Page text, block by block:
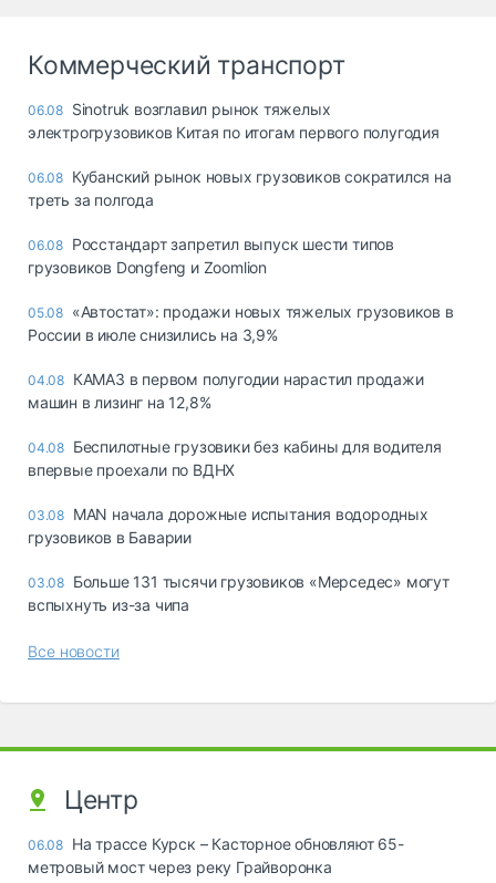
Коммерческий транспорт
06.08 Sinotruk возглавил рынок тяжелых
электрогрузовиков Китая по итогам первого полугодия
06.08 Кубанский рынок новых грузовиков сократился на
треть за полгода
06.08 Росстандарт запретил выпуск шести типов
грузовиков Dongfeng и Zoomlion
05.08 «Автостат»: продажи новых тяжелых грузовиков в
России в июле снизились на 3,9%
04.08 КАМАЗ в первом полугодии нарастил продажи
машин в лизинг на 12,8%
04.08 Беспилотные грузовики без кабины для водителя
впервые проехали по ВДНХ
03.08 MAN начала дорожные испытания водородных
грузовиков в Баварии
03.08 Больше 131 тысячи грузовиков «Мерседес» могут
вспыхнуть из-за чипа
Все новости
Центр
06.08 На трассе Курск – Касторное обновляют 65-
метровый мост через реку Грайворонка